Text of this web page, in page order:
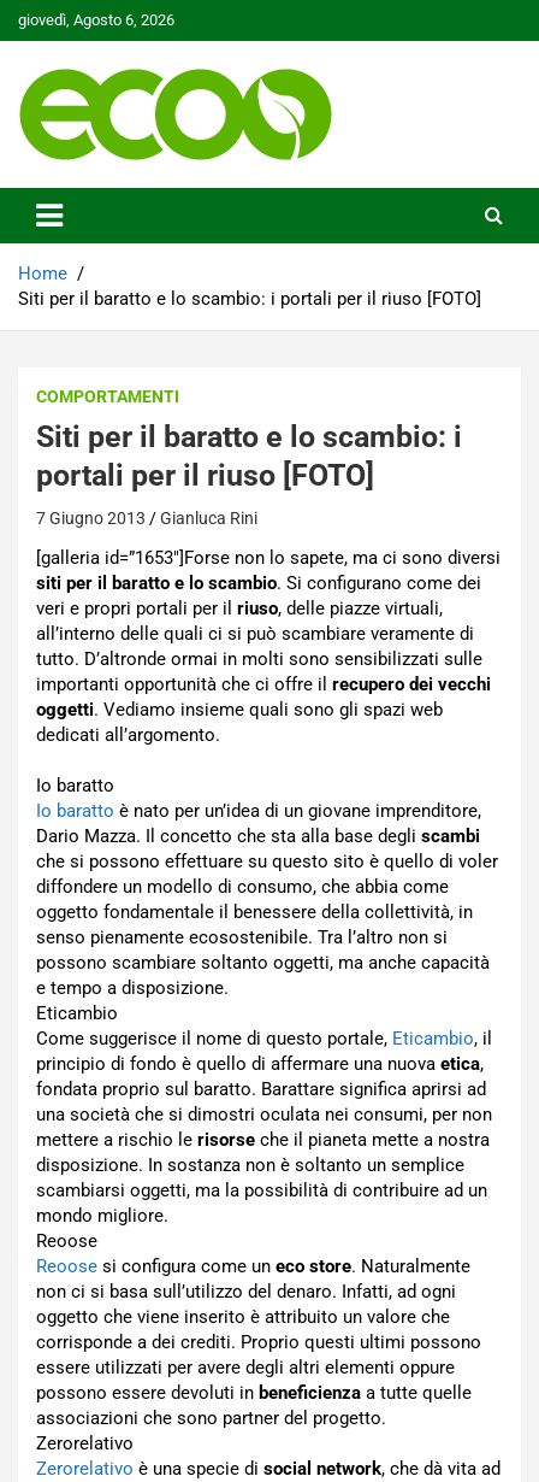
Skip
to
giovedì, Agosto 6, 2026
Ecoo.it
Home
Siti per il baratto e lo scambio: i portali per il riuso [FOTO]
COMPORTAMENTI
Siti per il baratto e lo scambio: i
portali per il riuso [FOTO]
7 Giugno 2013 Gianluca Rini
[galleria id=”1653″]Forse non lo sapete, ma ci sono diversi
siti per il baratto e lo scambio. Si configurano come dei
veri e propri portali per il riuso, delle piazze virtuali,
all’interno delle quali ci si può scambiare veramente di
tutto. D’altronde ormai in molti sono sensibilizzati sulle
importanti opportunità che ci offre il recupero dei vecchi
oggetti. Vediamo insieme quali sono gli spazi web
dedicati all’argomento.
Io baratto
Io baratto è nato per un’idea di un giovane imprenditore,
Dario Mazza. Il concetto che sta alla base degli scambi
che si possono effettuare su questo sito è quello di voler
diffondere un modello di consumo, che abbia come
oggetto fondamentale il benessere della collettività, in
senso pienamente ecosostenibile. Tra l’altro non si
possono scambiare soltanto oggetti, ma anche capacità
e tempo a disposizione.
Eticambio
Come suggerisce il nome di questo portale, Eticambio, il
principio di fondo è quello di affermare una nuova etica,
fondata proprio sul baratto. Barattare significa aprirsi ad
una società che si dimostri oculata nei consumi, per non
mettere a rischio le risorse che il pianeta mette a nostra
disposizione. In sostanza non è soltanto un semplice
scambiarsi oggetti, ma la possibilità di contribuire ad un
mondo migliore.
Reoose
Reoose si configura come un eco store. Naturalmente
non ci si basa sull’utilizzo del denaro. Infatti, ad ogni
oggetto che viene inserito è attribuito un valore che
corrisponde a dei crediti. Proprio questi ultimi possono
essere utilizzati per avere degli altri elementi oppure
possono essere devoluti in beneficienza a tutte quelle
associazioni che sono partner del progetto.
Zerorelativo
Zerorelativo è una specie di social network, che dà vita ad